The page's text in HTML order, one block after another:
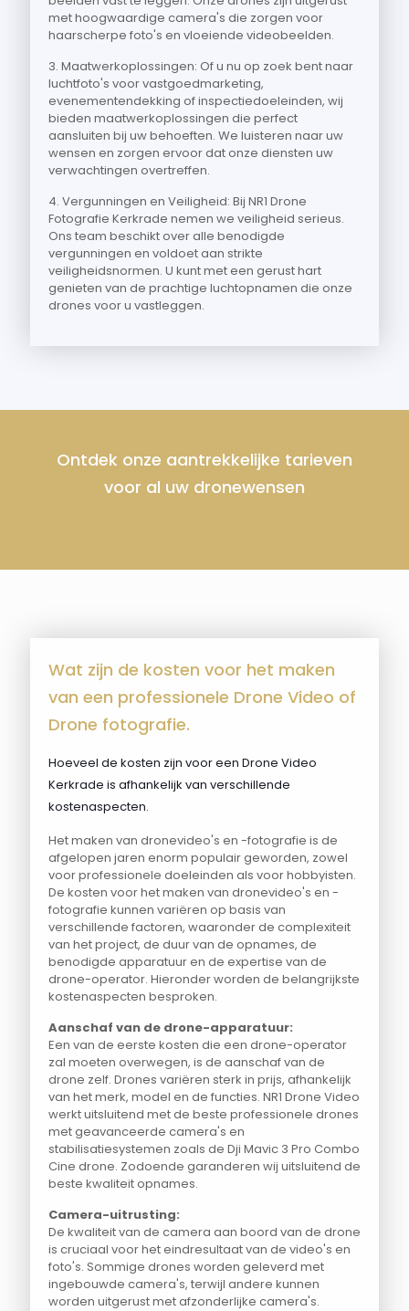
met hoogwaardige camera's die zorgen voor
haarscherpe foto's en vloeiende videobeelden.
3. Maatwerkoplossingen: Of u nu op zoek bent naar
luchtfoto's voor vastgoedmarketing,
evenementendekking of inspectiedoeleinden, wij
bieden maatwerkoplossingen die perfect
aansluiten bij uw behoeften. We luisteren naar uw
wensen en zorgen ervoor dat onze diensten uw
verwachtingen overtreffen.
4. Vergunningen en Veiligheid: Bij NR1 Drone
Fotografie Kerkrade nemen we veiligheid serieus.
Ons team beschikt over alle benodigde
vergunningen en voldoet aan strikte
veiligheidsnormen. U kunt met een gerust hart
genieten van de prachtige luchtopnamen die onze
drones voor u vastleggen.
Ontdek onze aantrekkelijke tarieven
voor al uw dronewensen
Wat zijn de kosten voor het maken
van een professionele Drone Video of
Drone fotografie.
Hoeveel de kosten zijn voor een Drone Video
Kerkrade is afhankelijk van verschillende
kostenaspecten.
Het maken van dronevideo's en -fotografie is de
afgelopen jaren enorm populair geworden, zowel
voor professionele doeleinden als voor hobbyisten.
De kosten voor het maken van dronevideo's en -
fotografie kunnen variëren op basis van
verschillende factoren, waaronder de complexiteit
van het project, de duur van de opnames, de
benodigde apparatuur en de expertise van de
drone-operator. Hieronder worden de belangrijkste
kostenaspecten besproken.
Aanschaf van de drone-apparatuur:
Een van de eerste kosten die een drone-operator
zal moeten overwegen, is de aanschaf van de
drone zelf. Drones variëren sterk in prijs, afhankelijk
van het merk, model en de functies. NR1 Drone Video
werkt uitsluitend met de beste professionele drones
met geavanceerde camera's en
stabilisatiesystemen zoals de Dji Mavic 3 Pro Combo
Cine drone. Zodoende garanderen wij uitsluitend de
beste kwaliteit opnames.
Camera-uitrusting:
De kwaliteit van de camera aan boord van de drone
is cruciaal voor het eindresultaat van de video's en
foto's. Sommige drones worden geleverd met
ingebouwde camera's, terwijl andere kunnen
worden uitgerust met afzonderlijke camera's.